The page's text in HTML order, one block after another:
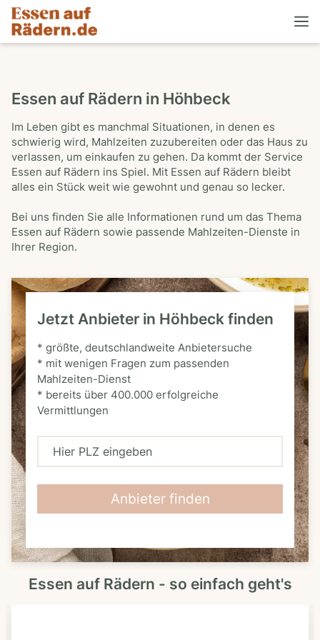
Essen auf Rädern in Höhbeck
Im Leben gibt es manchmal Situationen, in denen es
schwierig wird, Mahlzeiten zuzubereiten oder das Haus zu
verlassen, um einkaufen zu gehen. Da kommt der Service
Essen auf Rädern ins Spiel. Mit Essen auf Rädern bleibt
alles ein Stück weit wie gewohnt und genau so lecker.
Bei uns finden Sie alle Informationen rund um das Thema
Essen auf Rädern sowie passende Mahlzeiten-Dienste in
Ihrer Region.
Jetzt Anbieter in Höhbeck finden
* größte, deutschlandweite Anbietersuche
* mit wenigen Fragen zum passenden
Mahlzeiten-Dienst
* bereits über 400.000 erfolgreiche
Vermittlungen
H
L
Z
Anbieter finden
Essen auf Rädern - so einfach geht's